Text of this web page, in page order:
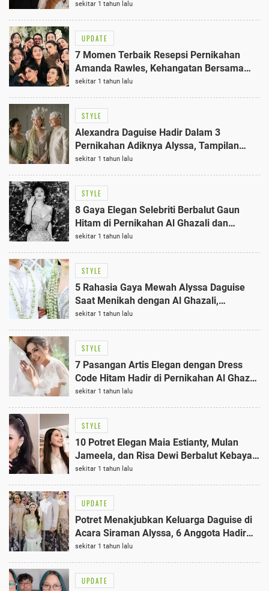
Memukau
sekitar 1 tahun lalu
UPDATE
7 Momen Terbaik Resepsi Pernikahan
Amanda Rawles, Kehangatan Bersama
Ayah Australia
sekitar 1 tahun lalu
STYLE
Alexandra Daguise Hadir Dalam 3
Pernikahan Adiknya Alyssa, Tampilan
Mengagumkan Saat Akad Nikah 16 Juni
2025
sekitar 1 tahun lalu
STYLE
8 Gaya Elegan Selebriti Berbalut Gaun
Hitam di Pernikahan Al Ghazali dan
Alyssa, Momen Terbaik!
sekitar 1 tahun lalu
STYLE
5 Rahasia Gaya Mewah Alyssa Daguise
Saat Menikah dengan Al Ghazali,
Pernikahan Paling Elegan 2023
sekitar 1 tahun lalu
STYLE
7 Pasangan Artis Elegan dengan Dress
Code Hitam Hadir di Pernikahan Al Ghazali
dan Alyssa Daguise
sekitar 1 tahun lalu
STYLE
10 Potret Elegan Maia Estianty, Mulan
Jameela, dan Risa Dewi Berbalut Kebaya
Hijau Mint di Pernikahan Al Ghazali-Alyssa
sekitar 1 tahun lalu
UPDATE
Potret Menakjubkan Keluarga Daguise di
Acara Siraman Alyssa, 6 Anggota Hadir
dengan Busana Adat
sekitar 1 tahun lalu
UPDATE